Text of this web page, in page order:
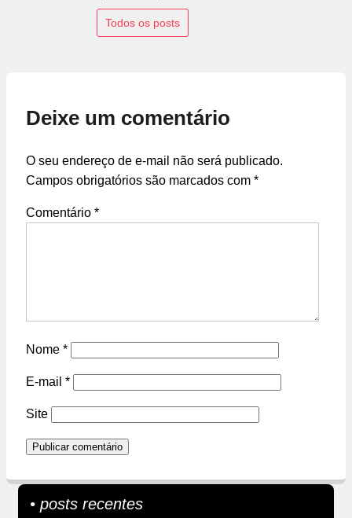
Todos os posts
Deixe um comentário
O seu endereço de e-mail não será publicado.
Campos obrigatórios são marcados com *
Comentário *
Nome *
E-mail *
Site
• posts recentes